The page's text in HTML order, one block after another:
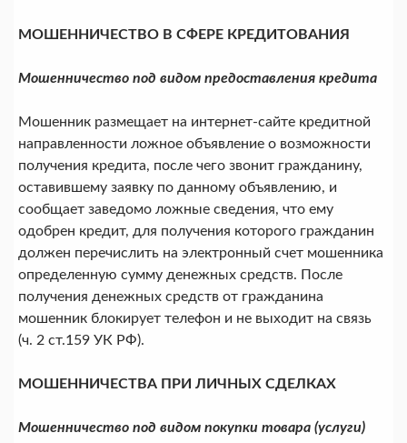
МОШЕННИЧЕСТВО В СФЕРЕ КРЕДИТОВАНИЯ
Мошенничество под видом предоставления кредита
Мошенник размещает на интернет-сайте кредитной
направленности ложное объявление о возможности
получения кредита, после чего звонит гражданину,
оставившему заявку по данному объявлению, и
сообщает заведомо ложные сведения, что ему
одобрен кредит, для получения которого гражданин
должен перечислить на электронный счет мошенника
определенную сумму денежных средств. После
получения денежных средств от гражданина
мошенник блокирует телефон и не выходит на связь
(ч. 2 ст.159 УК РФ).
МОШЕННИЧЕСТВА ПРИ ЛИЧНЫХ СДЕЛКАХ
Мошенничество под видом покупки товара (услуги)